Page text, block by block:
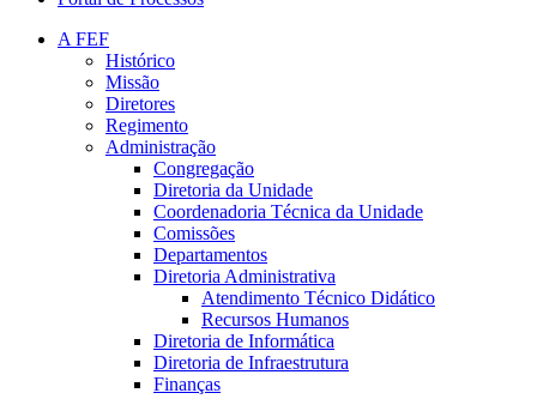
A FEF
Histórico
Missão
Diretores
Regimento
Administração
Congregação
Diretoria da Unidade
Coordenadoria Técnica da Unidade
Comissões
Departamentos
Diretoria Administrativa
Atendimento Técnico Didático
Recursos Humanos
Diretoria de Informática
Diretoria de Infraestrutura
Finanças